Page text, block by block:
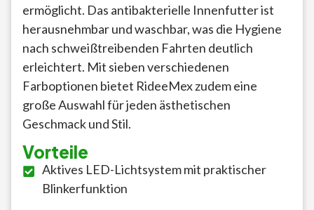
ermöglicht. Das antibakterielle Innenfutter ist
herausnehmbar und waschbar, was die Hygiene
nach schweißtreibenden Fahrten deutlich
erleichtert. Mit sieben verschiedenen
Farboptionen bietet RideeMex zudem eine
große Auswahl für jeden ästhetischen
Geschmack und Stil.
Vorteile
Aktives LED-Lichtsystem mit praktischer
Blinkerfunktion